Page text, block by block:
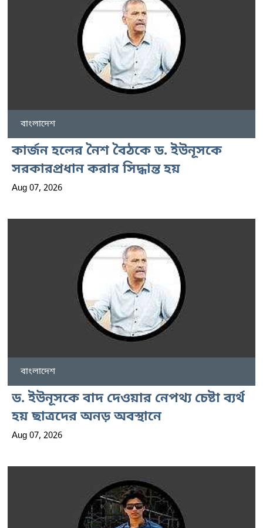
বাংলাদেশ
কার্জন হলের নৈশ বৈঠকে ড. ইউনূসকে
সরকারপ্রধান করার সিদ্ধান্ত হয়
Aug 07, 2026
বাংলাদেশ
ড. ইউনূসকে বাদ দেওয়ার নেপথ্য চেষ্টা ব্যর্থ
হয় ছাত্রদের অনড় অবস্থানে
Aug 07, 2026